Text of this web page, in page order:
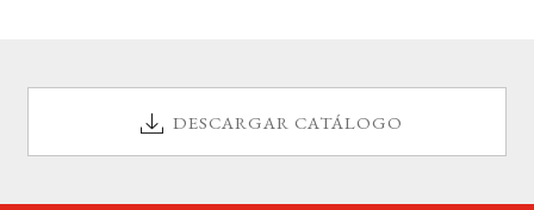
DESCARGAR CATÁLOGO